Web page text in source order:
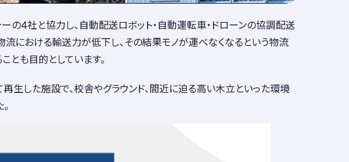
の4社と協力し、自動配送ロボット・自動運転車・ドローンの協調配送
流における輸送力が低下し、その結果モノが運べなくなるという物流
も目的としています。
生した施設で、校舎やグラウンド、間近に迫る高い木立といった環境